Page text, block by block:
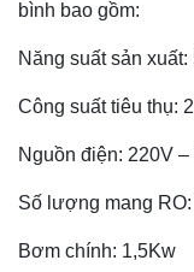
bình bao gồm:
Năng suất sản xuất:
Công suất tiêu thụ:
Nguồn điện: 220V –
Số lượng mang
Bơm chính: 1,5Kw